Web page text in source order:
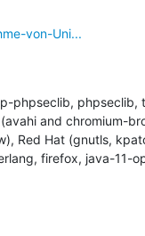
von-Uni...
phpseclib, phpseclib,
and chromium-
Red Hat (gnutls,
firefox, java-11-